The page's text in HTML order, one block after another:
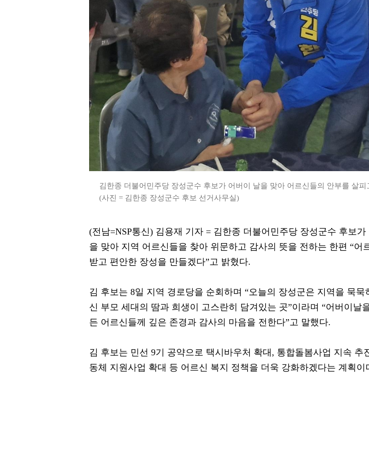
김한종 더불어민주당 장성군수 후보가 어버이 날을 맞아 어르신들의 안부를 살피
(사진 = 김한종 장성군수 후보 선거사무실)
(전남=NSP통신) 김용재 기자 = 김한종 더불어민주당 장성군수 후보가
을 맞아 지역 어르신들을 찾아 위문하고 감사의 뜻을 전하는 한편 “어
받고 편안한 장성을 만들겠다”고 밝혔다.
김 후보는 8일 지역 경로당을 순회하며 “오늘의 장성군은 지역을 묵묵
신 부모 세대의 땀과 희생이 고스란히 담겨있는 곳”이라며 “어버이날
든 어르신들께 깊은 존경과 감사의 마음을 전한다”고 말했다.
김 후보는 민선 9기 공약으로 택시바우처 확대, 통합돌봄사업 지속 추
동체 지원사업 확대 등 어르신 복지 정책을 더욱 강화하겠다는 계획이